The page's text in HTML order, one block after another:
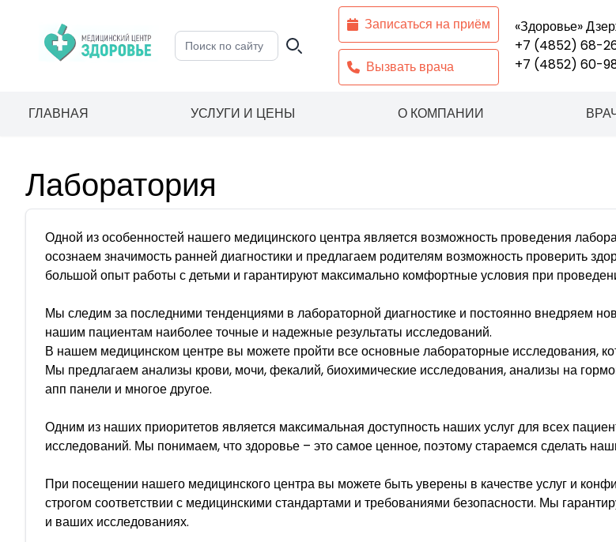
Записаться на приём
Вызвать врача
«Здоровье»
+7 (4852) 68-
+7 (4852) 60-
ГЛАВНАЯ УСЛУГИ И ЦЕНЫ О КОМПАНИИ
Лаборатория
Одной из особенностей нашего медицинского центра является возможность проведения
осознаем значимость ранней диагностики и предлагаем родителям возможность проверить
большой опыт работы с детьми и гарантируют максимально комфортные условия при
Мы следим за последними тенденциями в лабораторной диагностике и постоянно внедряем
нашим пациентам наиболее точные и надежные результаты исследований.
В нашем медицинском центре вы можете пройти все основные лабораторные исследования,
Мы предлагаем анализы крови, мочи, фекалий, биохимические исследования, анализы на
апп панели и многое другое.
Одним из наших приоритетов является максимальная доступность наших услуг для всех
исследований. Мы понимаем, что здоровье – это самое ценное, поэтому стараемся сделать
При посещении нашего медицинского центра вы можете быть уверены в качестве услуг и
строгом соответствии с медицинскими стандартами и требованиями безопасности. Мы
и ваших исследованиях.